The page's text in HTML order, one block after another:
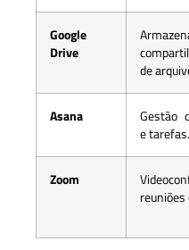
Google
Drive
de
Asana
Gestão
e tarefas.
Zoom